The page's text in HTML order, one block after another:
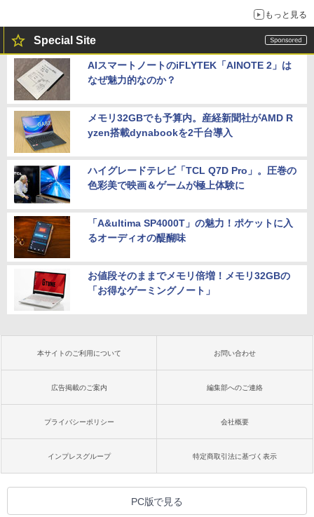
もっと見る
Special Site
AIスマートノートのiFLYTEK「AINOTE 2」は
なぜ魅力的なのか？
メモリ32GBでも予算内。産経新聞社がAMD R
yzen搭載dynabookを2千台導入
ハイグレードテレビ「TCL Q7D Pro」。圧巻の
色彩美で映画＆ゲームが極上体験に
「A&ultima SP4000T」の魅力！ポケットに入
るオーディオの醍醐味
お値段そのままでメモリ倍増！メモリ32GBの
「お得なゲーミングノート」
本サイトのご利用について お問い合わせ
広告掲載のご案内 編集部へのご連絡
プライバシーポリシー 会社概要
インプレスグループ 特定商取引法に基づく表示
PC版で見る